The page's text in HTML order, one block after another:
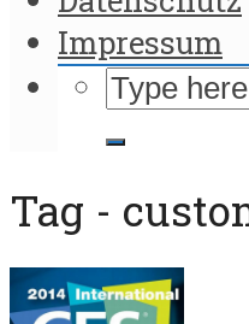
Impressum
Tag -